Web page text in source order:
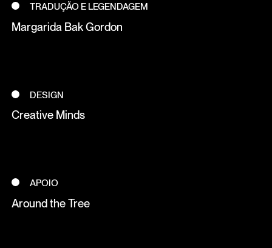
TRADUÇÃO E LEGENDAGEM
Margarida Bak Gordon
DESIGN
Creative Minds
APOIO
Around the Tree